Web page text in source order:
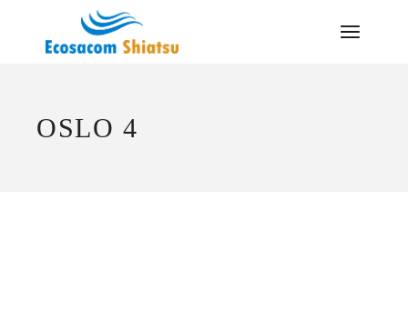
OSLO 4